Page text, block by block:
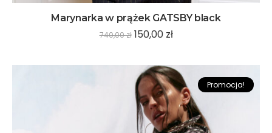
Marynarka w prążek GATSBY black
740,00zł 150,00 zł
Promocja!